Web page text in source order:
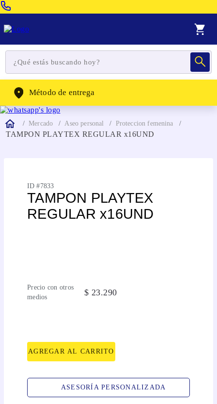
WhatsApp: (302) 262-4104
Método de entrega
Mercado Aseo personal Proteccion femenina
TAMPON PLAYTEX REGULAR x16UND
ID #7833
TAMPON PLAYTEX
REGULAR x16UND
Precio con otros
medios
$ 23.290
AGREGAR AL CARRITO
ASESORÍA PERSONALIZADA